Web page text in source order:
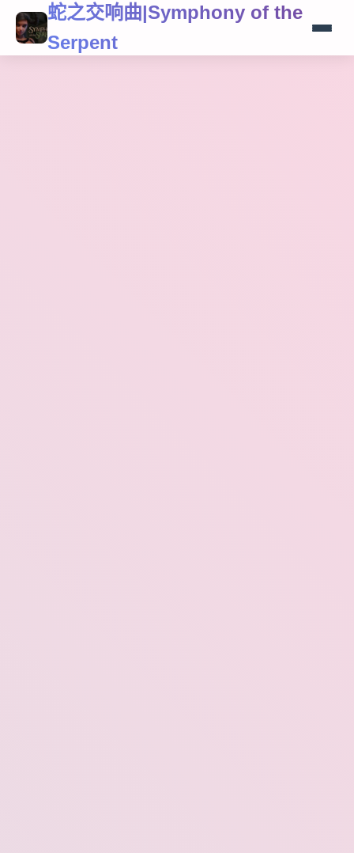
蛇之交响曲|Symphony of the
Serpent